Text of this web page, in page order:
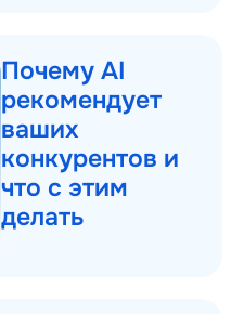
Почему AI
рекомендует
ваших
конкурентов и
что с этим
делать